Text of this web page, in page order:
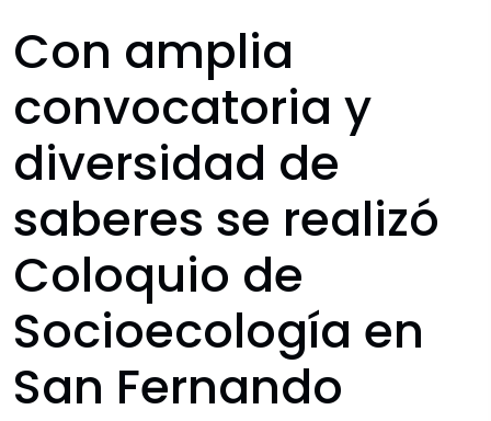
Con amplia
convocatoria y
diversidad de
saberes se realizó
Coloquio de
Socioecología en
San Fernando